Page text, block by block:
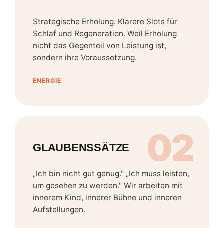
Strategische Erholung. Klarere Slots für
Schlaf und Regeneration. Weil Erholung
nicht das Gegenteil von Leistung ist,
sondern ihre Voraussetzung.
ENERGIE
02
GLAUBENSSÄTZE
„Ich bin nicht gut genug." „Ich muss leisten,
um gesehen zu werden." Wir arbeiten mit
innerem Kind, innerer Bühne und inneren
Aufstellungen.